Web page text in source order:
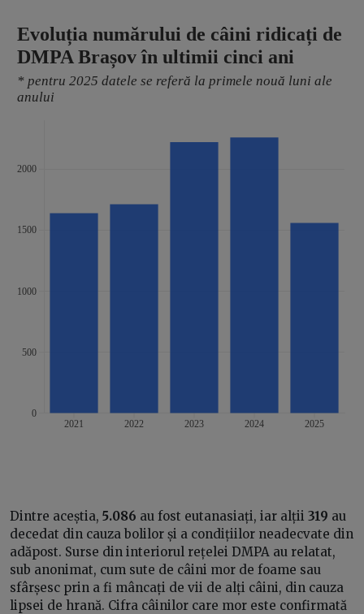
Dintre aceștia, 5.086 au fost eutanasiați, iar alții 319 au
decedat din cauza bolilor și a condițiilor neadecvate din
adăpost. Surse din interiorul rețelei DMPA au relatat,
sub anonimat, cum sute de câini mor de foame sau
sfârșesc prin a fi mâncați de vii de alți câini, din cauza
lipsei de hrană. Cifra câinilor care mor este confirmată